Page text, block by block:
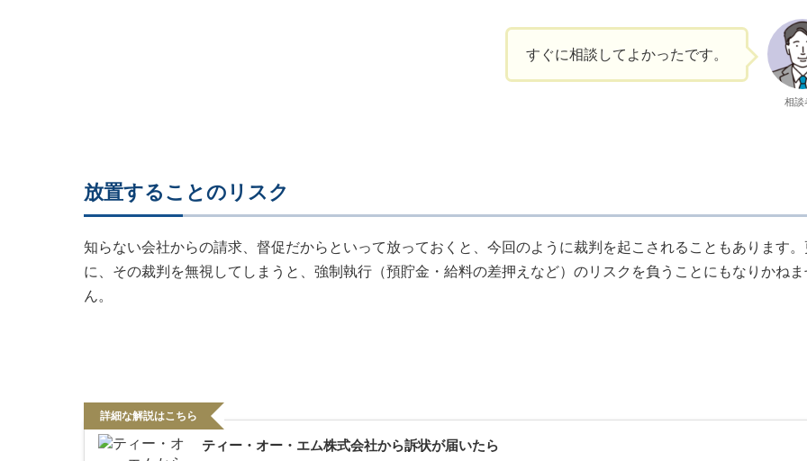
すぐに相談してよかったです。
相談
放置することのリスク
知らない会社からの請求、督促だからといって放っておくと、今回のように裁判を起こされることもあります
に、その裁判を無視してしまうと、強制執行（預貯金・給料の差押えなど）のリスクを負うことにもなりかね
ん。
詳細な解説はこちら
ティー・オー・エム株式会社から訴状が届いたら